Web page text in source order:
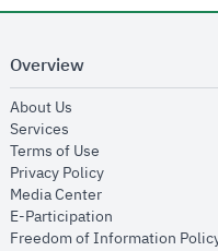
Overview
About Us
Services
Terms of Use
Privacy Policyopens in new
Media Centeropens in new
E-Participation
Freedom of Information